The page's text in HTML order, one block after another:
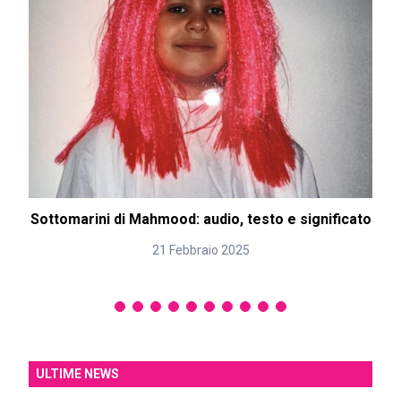
Sottomarini di Mahmood: audio, testo e significato
21 Febbraio 2025
ULTIME NEWS